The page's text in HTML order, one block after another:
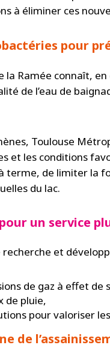
à éliminer ces
pour
la Ramée connaît,
de l’eau de
Toulouse
et les conditions
terme, de limiter la
du lac.
un service
et
de gaz à effet de
de pluie,
pour valoriser
de